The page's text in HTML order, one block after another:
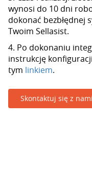
wynosi do 10 dni
dokonać bezbłędnej
Twoim Sellasist.
4. Po dokonaniu
instrukcję
tym linkiem.
Skontaktuj się z